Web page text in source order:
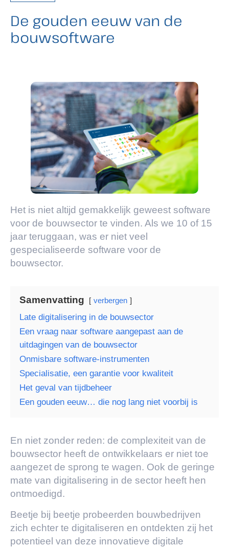
De gouden eeuw van de
bouwsoftware
Het is niet altijd gemakkelijk geweest software
voor de bouwsector te vinden. Als we 10 of 15
jaar teruggaan, was er niet veel
gespecialiseerde software voor de
bouwsector.
Samenvatting verbergen
Late digitalisering in de bouwsector
Een vraag naar software aangepast aan de
uitdagingen van de bouwsector
Onmisbare software-instrumenten
Specialisatie, een garantie voor kwaliteit
Het geval van tijdbeheer
Een gouden eeuw… die nog lang niet voorbij is
En niet zonder reden: de complexiteit van de
bouwsector heeft de ontwikkelaars er niet toe
aangezet de sprong te wagen. Ook de geringe
mate van digitalisering in de sector heeft hen
ontmoedigd.
Beetje bij beetje probeerden bouwbedrijven
zich echter te digitaliseren en ontdekten zij het
potentieel van deze innovatieve digitale